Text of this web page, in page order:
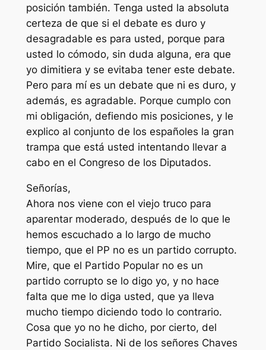
posición también. Tenga usted la absoluta
certeza de que si el debate es duro y
desagradable es para usted, porque para
usted lo cómodo, sin duda alguna, era que
yo dimitiera y se evitaba tener este debate.
Pero para mí es un debate que ni es duro, y
además, es agradable. Porque cumplo con
mi obligación, defiendo mis posiciones, y le
explico al conjunto de los españoles la gran
trampa que está usted intentando llevar a
cabo en el Congreso de los Diputados.
Señorías,
Ahora nos viene con el viejo truco para
aparentar moderado, después de lo que le
hemos escuchado a lo largo de mucho
tiempo, que el PP no es un partido corrupto.
Mire, que el Partido Popular no es un
partido corrupto se lo digo yo, y no hace
falta que me lo diga usted, que ya lleva
mucho tiempo diciendo todo lo contrario.
Cosa que yo no he dicho, por cierto, del
Partido Socialista. Ni de los señores Chaves